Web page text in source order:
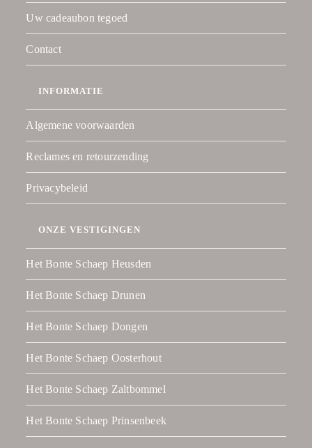
Uw cadeaubon tegoed
Contact
INFORMATIE
Algemene voorwaarden
Reclames en retourzending
Privacybeleid
ONZE VESTIGINGEN
Het Bonte Schaep Heusden
Het Bonte Schaep Drunen
Het Bonte Schaep Dongen
Het Bonte Schaep Oosterhout
Het Bonte Schaep Zaltbommel
Het Bonte Schaep Prinsenbeek